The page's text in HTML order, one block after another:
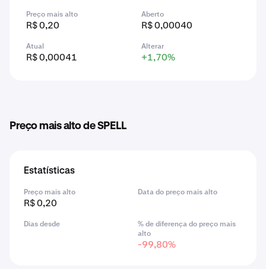
Preço mais alto
R$ 0,20
Aberto
R$ 0,00040
Atual
R$ 0,00041
Alterar
+1,70%
Preço mais alto de SPELL
Estatísticas
Preço mais alto
R$ 0,20
Data do preço mais alto
Dias desde
% de diferença do preço mais
alto
-99,80%